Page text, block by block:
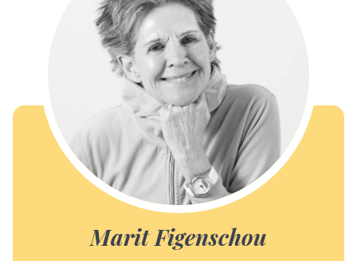
Marit Figenschou